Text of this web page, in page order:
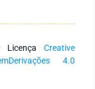
e os
da compreensão
2) Fisiologia e
Examina as
incluindo
clínicas
Licença Creative
4.0